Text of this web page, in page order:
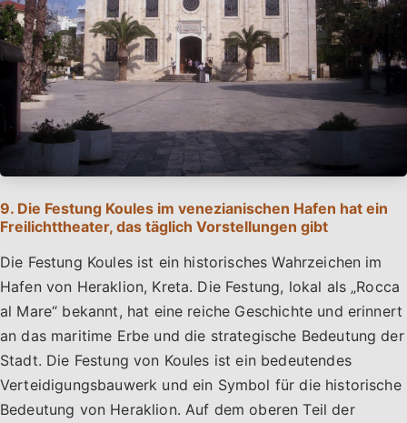
9. Die Festung Koules im venezianischen Hafen hat ein
Freilichttheater, das täglich Vorstellungen gibt
Die Festung Koules ist ein historisches Wahrzeichen im
Hafen von Heraklion, Kreta. Die Festung, lokal als „Rocca
al Mare“ bekannt, hat eine reiche Geschichte und erinnert
an das maritime Erbe und die strategische Bedeutung der
Stadt. Die Festung von Koules ist ein bedeutendes
Verteidigungsbauwerk und ein Symbol für die historische
Bedeutung von Heraklion. Auf dem oberen Teil der